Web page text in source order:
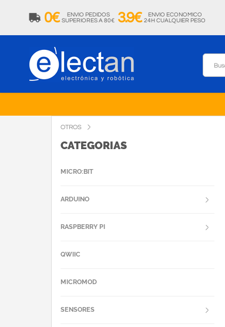
0€
ENVIO PEDIDOS
SUPERIORES A 80€ 3.9€
ENVIO ECONOMICO
24H CUALQUIER PESO
OTROS
CATEGORIAS
MICRO:BIT
ARDUINO
RASPBERRY PI
QWIIC
MICROMOD
SENSORES